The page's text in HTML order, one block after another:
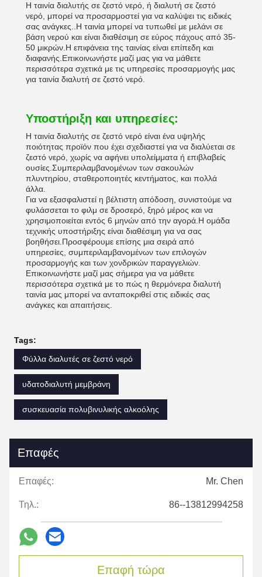
Η ταινία διαλυτής σε ζεστό νερό, ή διαλυτή σε ζεστό
νερό, μπορεί να προσαρμοστεί για να καλύψει τις ειδικές
σας ανάγκες..Η ταινία μπορεί να τυπωθεί με μελάνι σε
βάση νερού και είναι διαθέσιμη σε εύρος πάχους από 35-
50 μικρών.Η επιφάνεια της ταινίας είναι επίπεδη και
διαφανής.Επικοινωνήστε μαζί μας για να μάθετε
περισσότερα σχετικά με τις υπηρεσίες προσαρμογής μας
για ταινία διαλυτή σε ζεστό νερό.
Υποστήριξη και υπηρεσίες:
Η ταινία διαλυτής σε ζεστό νερό είναι ένα υψηλής
ποιότητας προϊόν που έχει σχεδιαστεί για να διαλύεται σε
ζεστό νερό, χωρίς να αφήνει υπολείμματα ή επιβλαβείς
ουσίες.Συμπεριλαμβανομένων των σακουλών
πλυντηρίου, σταθεροποιητές κεντήματος, και πολλά
άλλα.
Για να εξασφαλιστεί η βέλτιστη απόδοση, συνιστούμε να
φυλάσσεται το φιλμ σε δροσερό, ξηρό μέρος και να
χρησιμοποιείται εντός 6 μηνών από την αγορά.Η ομάδα
τεχνικής υποστήριξης είναι διαθέσιμη για να σας
βοηθήσει.Προσφέρουμε επίσης μια σειρά από
υπηρεσίες, συμπεριλαμβανομένων των επιλογών
προσαρμογής και των χονδρικών παραγγελιών.
Επικοινωνήστε μαζί μας σήμερα για να μάθετε
περισσότερα σχετικά με το πώς η θερμόνερα διαλυτή
ταινία μας μπορεί να ανταποκριθεί στις ειδικές σας
ανάγκες και απαιτήσεις.
Tags:
Φύλλα διαλυτές σε ζεστό νερό
υδατοδιαλυτή μεμβράνη
συσκευασία πολυβινυλικής αλκοόλης
Επαφές
Επαφές: Mr. Chen
Τηλ.: 86--13812994258
Επαφή τώρα